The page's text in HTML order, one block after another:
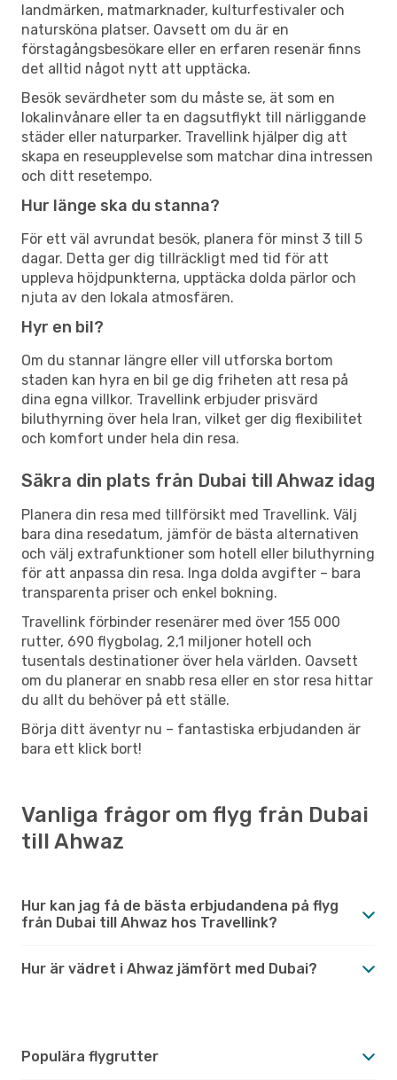
landmärken, matmarknader, kulturfestivaler och
natursköna platser. Oavsett om du är en
förstagångsbesökare eller en erfaren resenär finns
det alltid något nytt att upptäcka.
Besök sevärdheter som du måste se, ät som en
lokalinvånare eller ta en dagsutflykt till närliggande
städer eller naturparker. Travellink hjälper dig att
skapa en reseupplevelse som matchar dina intressen
och ditt resetempo.
Hur länge ska du stanna?
För ett väl avrundat besök, planera för minst 3 till 5
dagar. Detta ger dig tillräckligt med tid för att
uppleva höjdpunkterna, upptäcka dolda pärlor och
njuta av den lokala atmosfären.
Hyr en bil?
Om du stannar längre eller vill utforska bortom
staden kan hyra en bil ge dig friheten att resa på
dina egna villkor. Travellink erbjuder prisvärd
biluthyrning över hela Iran, vilket ger dig flexibilitet
och komfort under hela din resa.
Säkra din plats från Dubai till Ahwaz idag
Planera din resa med tillförsikt med Travellink. Välj
bara dina resedatum, jämför de bästa alternativen
och välj extrafunktioner som hotell eller biluthyrning
för att anpassa din resa. Inga dolda avgifter – bara
transparenta priser och enkel bokning.
Travellink förbinder resenärer med över 155 000
rutter, 690 flygbolag, 2,1 miljoner hotell och
tusentals destinationer över hela världen. Oavsett
om du planerar en snabb resa eller en stor resa hittar
du allt du behöver på ett ställe.
Börja ditt äventyr nu – fantastiska erbjudanden är
bara ett klick bort!
Vanliga frågor om flyg från Dubai
till Ahwaz
Hur kan jag få de bästa erbjudandena på flyg
från Dubai till Ahwaz hos Travellink?
Hur är vädret i Ahwaz jämfört med Dubai?
Populära flygrutter